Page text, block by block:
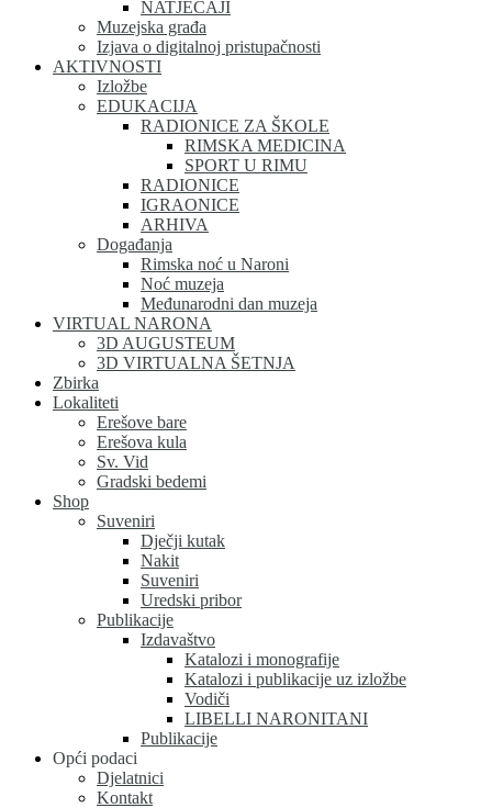
NATJEČAJI
Muzejska građa
Izjava o digitalnoj pristupačnosti
AKTIVNOSTI
Izložbe
EDUKACIJA
RADIONICE ZA ŠKOLE
RIMSKA MEDICINA
SPORT U RIMU
RADIONICE
IGRAONICE
ARHIVA
Događanja
Rimska noć u Naroni
Noć muzeja
Međunarodni dan muzeja
VIRTUAL NARONA
3D AUGUSTEUM
3D VIRTUALNA ŠETNJA
Zbirka
Lokaliteti
Erešove bare
Erešova kula
Sv. Vid
Gradski bedemi
Shop
Suveniri
Dječji kutak
Nakit
Suveniri
Uredski pribor
Publikacije
Izdavaštvo
Katalozi i monografije
Katalozi i publikacije uz izložbe
Vodiči
LIBELLI NARONITANI
Publikacije
Opći podaci
Djelatnici
Kontakt